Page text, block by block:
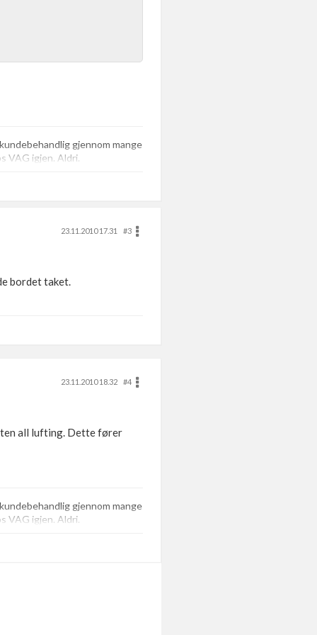
gjennom mange
VAG igjen. Aldri.
23.11.2010 17.31
#3
bordet taket.
23.11.2010 18.32
#4
all lufting. Dette fører
gjennom mange
VAG igjen. Aldri.